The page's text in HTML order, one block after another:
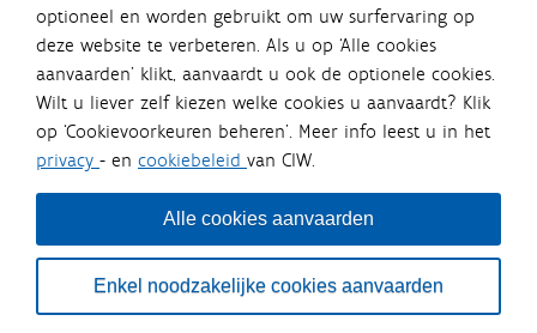
optioneel en worden gebruikt om uw surfervaring op
deze website te verbeteren. Als u op ‘Alle cookies
aanvaarden’ klikt, aanvaardt u ook de optionele cookies.
Wilt u liever zelf kiezen welke cookies u aanvaardt? Klik
op ‘Cookievoorkeuren beheren’. Meer info leest u in het
privacy - en cookiebeleid van CIW.
Alle cookies aanvaarden
Enkel noodzakelijke cookies aanvaarden
Integraalwaterbeleid.be is een
officiële website van de Vlaamse
overheid
uitgegeven door Coördinatiecommissie Integraal
Waterbeleid
De Coördinatiecommissie Integraal Waterbeleid (CIW) is een
bestuursniveaus die bij het waterbeleid betrokken zijn. Ook
waterbedrijven nemen deel aan het overleg. Deze
samenwerking zorgt voor een gecoördineerde en
geïntegreerde aanpak van het waterbeleid en waterbeheer
in Vlaanderen.